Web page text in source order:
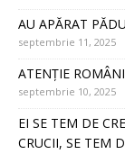
AU APĂRAT
septembrie 11, 2025
ATENȚIE
septembrie 10, 2025
EI SE TEM DE
CRUCII, SE TEM